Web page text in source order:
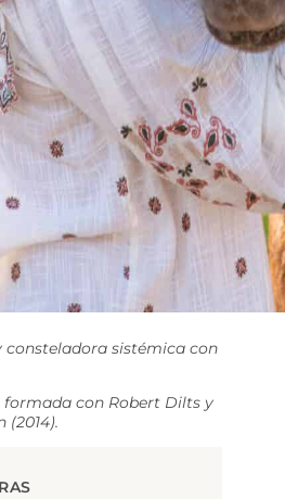
consteladora sistémica con
formada con Robert Dilts y
(2014).